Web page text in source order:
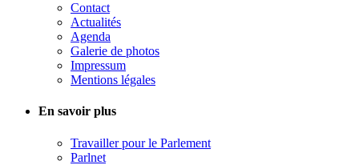
Contact
Actualités
Agenda
Galerie de photos
Impressum
Mentions légales
En savoir plus
Travailler pour le Parlement
Parlnet